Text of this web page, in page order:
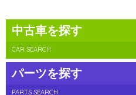
中古車を探す
CAR SEARCH
パーツを探す
PARTS SEARCH